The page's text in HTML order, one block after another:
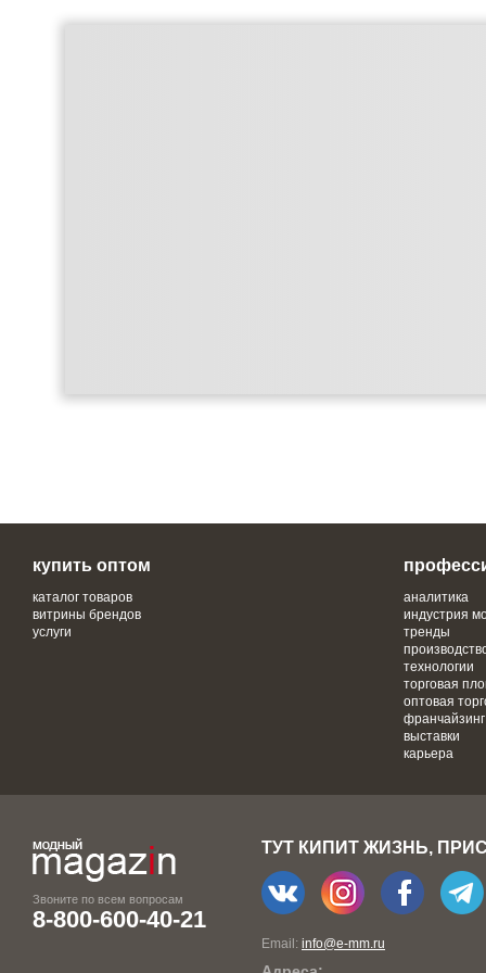
купить оптом
каталог товаров
витрины брендов
услуги
аналитика
индустрия
тренды
технологии
торговая
оптовая
франчайзинг
выставки
карьера
Звоните по всем вопросам
8-800-600-40-21
ТУТ КИПИТ ЖИЗНЬ,
Email: info@e-mm.ru